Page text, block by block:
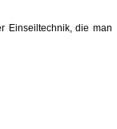
Einseiltechnik, die man